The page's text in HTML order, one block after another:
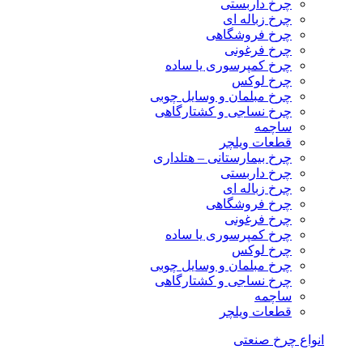
چرخ داربستی
چرخ زباله ای
چرخ فروشگاهی
چرخ فرغونی
چرخ کمپرسوری یا ساده
چرخ لوکس
چرخ مبلمان و وسایل چوبی
چرخ نساجی و کشتارگاهی
ساچمه
قطعات ویلچر
چرخ بیمارستانی – هتلداری
چرخ داربستی
چرخ زباله ای
چرخ فروشگاهی
چرخ فرغونی
چرخ کمپرسوری یا ساده
چرخ لوکس
چرخ مبلمان و وسایل چوبی
چرخ نساجی و کشتارگاهی
ساچمه
قطعات ویلچر
انواع چرخ صنعتی